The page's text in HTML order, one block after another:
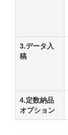
3.データ入
稿
4.定数納品
オプション